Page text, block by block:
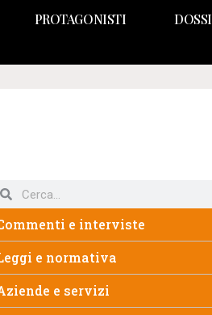
PROTAGONISTI
e interviste
e normativa
e servizi